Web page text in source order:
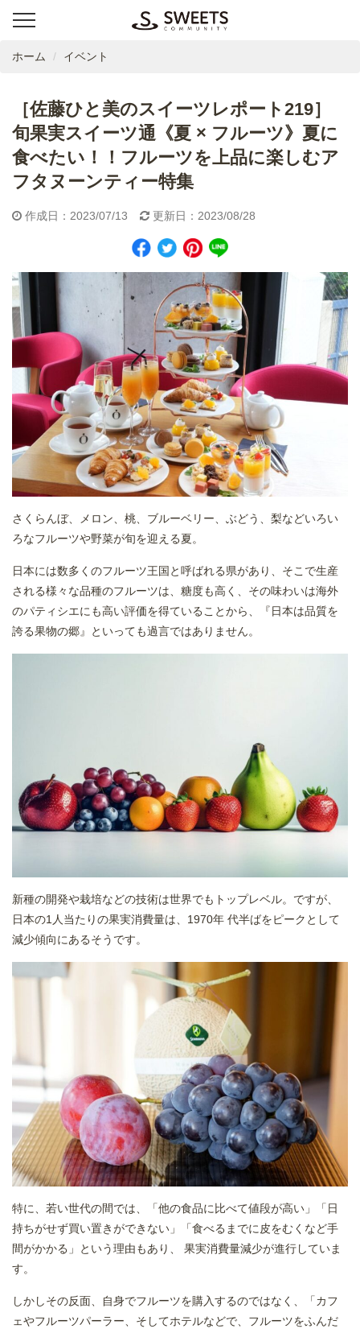
ホーム イベント
［佐藤ひと美のスイーツレポート219］
旬果実スイーツ通《夏 × フルーツ》夏に
食べたい！！フルーツを上品に楽しむア
フタヌーンティー特集
作成日：2023/07/13 更新日：2023/08/28
さくらんぼ、メロン、桃、ブルーベリー、ぶどう、梨などいろい
ろなフルーツや野菜が旬を迎える夏。
日本には数多くのフルーツ王国と呼ばれる県があり、そこで生産
される様々な品種のフルーツは、糖度も高く、その味わいは海外
のパティシエにも高い評価を得ていることから、『日本は品質を
誇る果物の郷』といっても過言ではありません。
新種の開発や栽培などの技術は世界でもトップレベル。ですが、
日本の1人当たりの果実消費量は、1970年 代半ばをピークとして
減少傾向にあるそうです。
特に、若い世代の間では、「他の食品に比べて値段が高い」「日
持ちがせず買い置きができない」「食べるまでに皮をむくなど手
間がかかる」という理由もあり、 果実消費量減少が進行していま
す。
しかしその反面、自身でフルーツを購入するのではなく、「カフ
ェやフルーツパーラー、そしてホテルなどで、フルーツをふんだ